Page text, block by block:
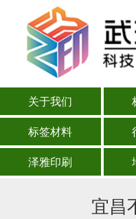
关于我们
标签材料
泽雅印刷
宜昌